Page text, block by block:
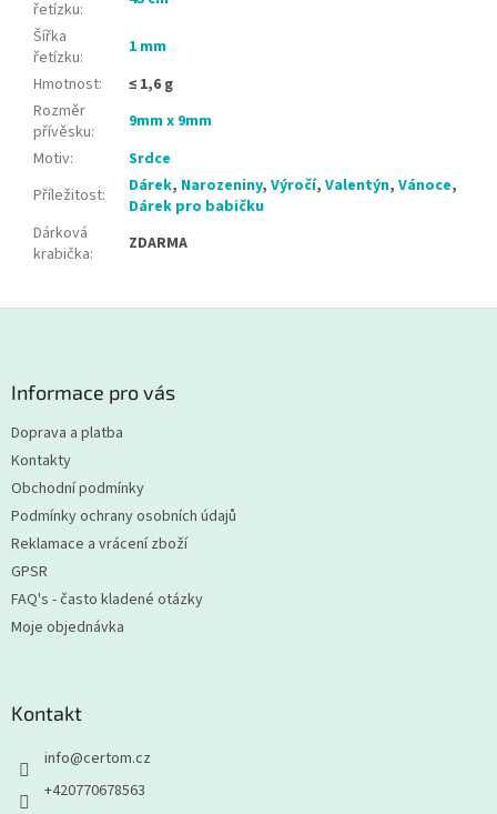
řetízku:
Šířka
řetízku:
1 mm
Hmotnost:
≤ 1,6 g
Rozměr
přívěsku:
9mm x 9mm
Motiv:
Srdce
Příležitost: Dárek, Narozeniny, Výročí, Valentýn, Vánoce,
Dárek pro babičku
Dárková
krabička: ZDARMA
Informace pro vás
Doprava a platba
Kontakty
Obchodní podmínky
Podmínky ochrany osobních údajů
Reklamace a vrácení zboží
GPSR
FAQ's - často kladené otázky
Moje objednávka
Kontakt
info@certom.cz
+420770678563